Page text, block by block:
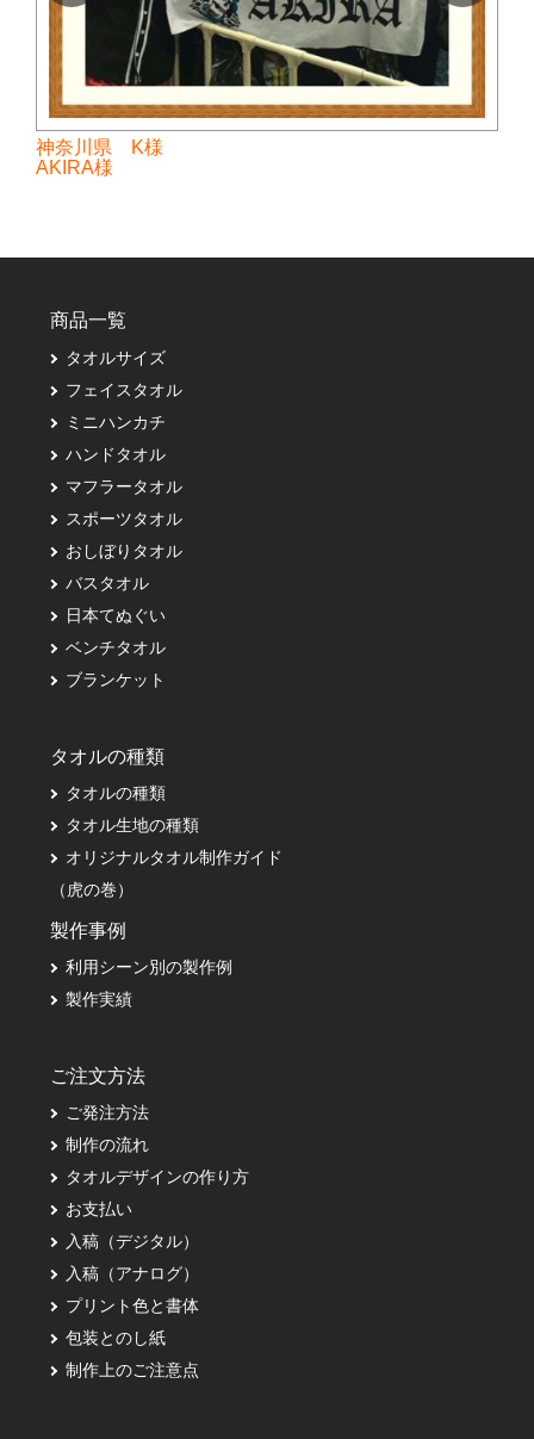
神奈川県 K様
AKIRA様
商品一覧
タオルサイズ
フェイスタオル
ミニハンカチ
ハンドタオル
マフラータオル
スポーツタオル
おしぼりタオル
バスタオル
日本てぬぐい
ベンチタオル
ブランケット
タオルの種類
タオルの種類
タオル生地の種類
オリジナルタオル制作ガイド
（虎の巻）
製作事例
利用シーン別の製作例
製作実績
ご注文方法
ご発注方法
制作の流れ
タオルデザインの作り方
お支払い
入稿（デジタル）
入稿（アナログ）
プリント色と書体
包装とのし紙
制作上のご注意点